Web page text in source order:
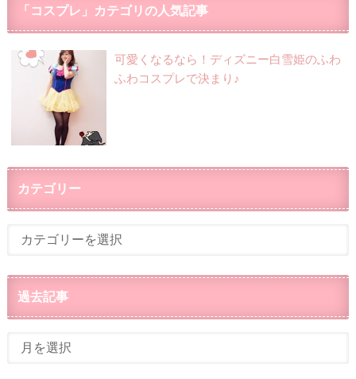
「コスプレ」カテゴリの人気記事
可愛くなるなら！ディズニー白雪姫のふわ
ふわコスプレで決まり♪
カテゴリー
過去記事